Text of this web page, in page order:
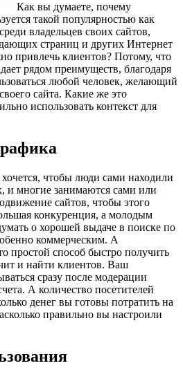
Как вы думаете, почему
такой популярностью как
владельцев своих сайтов,
страниц и других Интернет
привлечь клиентов? Потому, что
рядом преимуществ, благодаря
любой человек, желающий
сайта. Какие же это
использовать контекст для
чтобы люди сами находили
и многие занимаются сами или
сайтов, чтобы этого
конкуренция, а молодым
о хорошей выдаче в поиске по
коммерческим. А
простой способ быстро получить
и найти клиентов. Ваш
сразу после модерации
А количество посетителей
денег вы готовы потратить на
правильно вы настроили